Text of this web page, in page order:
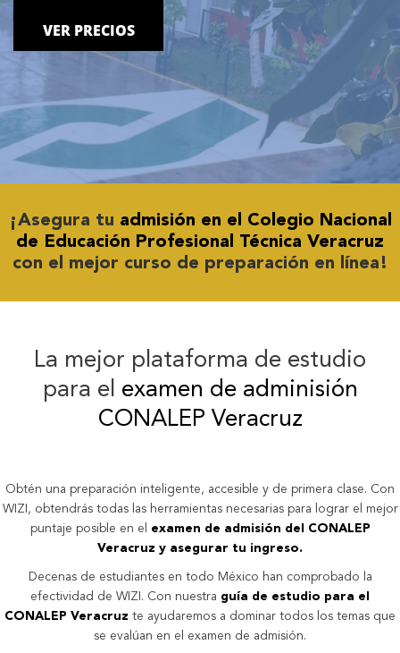
VER PRECIOS
¡Asegura tu admisión en el Colegio Nacional
de Educación Profesional Técnica Veracruz
con el mejor curso de preparación en línea!
La mejor plataforma de estudio
para el examen de adminisión
CONALEP Veracruz
Obtén una preparación inteligente, accesible y de primera clase. Con
WIZI, obtendrás todas las herramientas necesarias para lograr el mejor
puntaje posible en el
examen de admisión del CONALEP
Veracruz y asegurar tu ingreso.
Decenas de estudiantes en todo México han comprobado la
efectividad de WIZI. Con nuestra guía de estudio para el
CONALEP Veracruz te ayudaremos a dominar todos los temas que
se evalúan en el examen de admisión.